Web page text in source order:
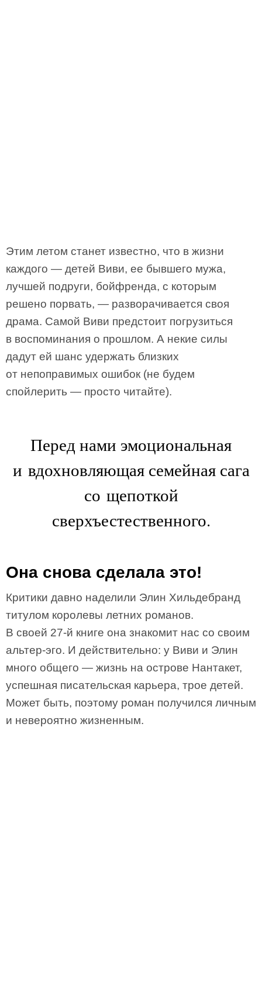
Этим летом станет известно, что в жизни
каждого — детей Виви, ее бывшего мужа,
лучшей подруги, бойфренда, с которым
решено порвать, — разворачивается своя
драма. Самой Виви предстоит погрузиться
в воспоминания о прошлом. А некие силы
дадут ей шанс удержать близких
от непоправимых ошибок (не будем
спойлерить — просто читайте).
Перед нами эмоциональная
и вдохновляющая семейная сага
со щепоткой
сверхъестественного.
Она снова сделала это!
Критики давно наделили Элин Хильдебранд
титулом королевы летних романов.
В своей 27-й книге она знакомит нас со своим
альтер-эго. И действительно: у Виви и Элин
много общего — жизнь на острове Нантакет,
успешная писательская карьера, трое детей.
Может быть, поэтому роман получился личным
и невероятно жизненным.